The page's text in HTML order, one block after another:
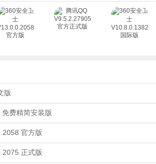
回放，并集成视频捕捉的功能。
幕引擎和 Subresync 字幕编辑器，
频文件，支持在特殊的渲染模式下为
对是首选。
统不是 Windows XP/2k3， 那么它
更高版本）的支持才能直接为
字幕。
谍软件或广告软件。
方便。
版
费精简安装版
官方版
正式版